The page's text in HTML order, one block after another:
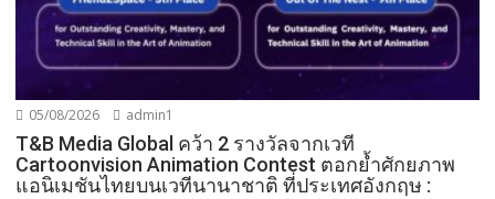
05/08/2026 admin1
T&B Media Global คว้า 2 รางวัลจากเวที
Cartoonvision Animation Contest ตอกย้ำศักยภาพ
แอนิเมชันไทยบนเวทีนานาชาติ ที่ประเทศอังกฤษ :